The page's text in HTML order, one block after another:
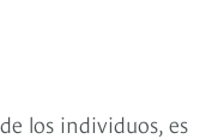
los individuos, es